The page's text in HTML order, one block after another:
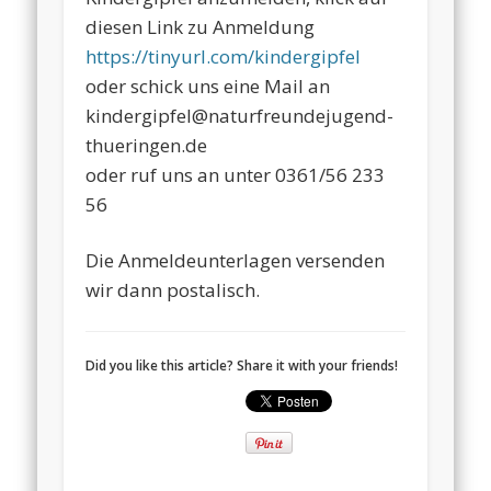
diesen Link zu Anmeldung
https://tinyurl.com/kindergipfel
oder schick uns eine Mail an
kindergipfel@naturfreundejugend-
thueringen.de
oder ruf uns an unter 0361/56 233
56
Die Anmeldeunterlagen versenden
wir dann postalisch.
Did you like this article? Share it with your friends!